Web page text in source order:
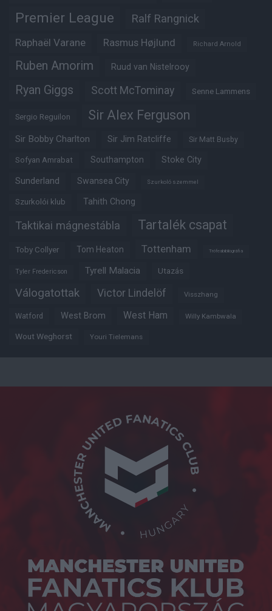
Premier League Ralf Rangnick
Raphaël Varane Rasmus Højlund Richard Arnold
Ruben Amorim Ruud van Nistelrooy
Ryan Giggs Scott McTominay Senne Lammens
Sergio Reguilon Sir Alex Ferguson
Sir Bobby Charlton Sir Jim Ratcliffe Sir Matt Busby
Sofyan Amrabat Southampton Stoke City
Sunderland Swansea City Szurkoló szemmel
Szurkolói klub Tahith Chong
Taktikai mágnestábla Tartalék csapat
Toby Collyer Tom Heaton Tottenham Trófeabibliográfia
Tyler Fredericson Tyrell Malacia Utazás
Válogatottak Victor Lindelöf Visszhang
Watford West Brom West Ham Willy Kambwala
Wout Weghorst Youri Tielemans